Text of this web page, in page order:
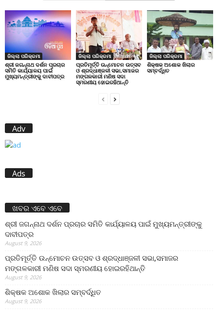
ଜିଲ୍ଲା ପରିକ୍ରମା
ଶ୍ରୀ ଜଗନ୍ନାଥ ଦର୍ଶନ ପ୍ରଚାର
ସମିତି କାର୍ଯ୍ୟାଳୟ ପାଇଁ
ମୁଖ୍ୟମନ୍ତ୍ରୀଙ୍କୁ ଦାବୀପତ୍ର
ଜିଲ୍ଲା ପରିକ୍ରମା
ପ୍ରତିମୂର୍ତ୍ତି ଉନ୍ମୋଚନ ଉତ୍ସବ
ଓ ଶ୍ରଦ୍ଧାଞ୍ଜଳୀ ସଭା,ସମାଜର
ମଙ୍ଗଳକାରୀ ମଣିଷ ସଦା
ସ୍ମରଣୀୟ ହୋଇରହିଥାନ୍ତି
ଜିଲ୍ଲା ପରିକ୍ରମା
ଶିକ୍ଷକ ଅଶୋକ ଖିଲାର
ସମ୍ବର୍ଦ୍ଧିତ
Adv
Ads
ଖବର ଏବେ ଏବେ
ଶ୍ରୀ ଜଗନ୍ନାଥ ଦର୍ଶନ ପ୍ରଚାର ସମିତି କାର୍ଯ୍ୟାଳୟ ପାଇଁ ମୁଖ୍ୟମନ୍ତ୍ରୀଙ୍କୁ
ଦାବୀପତ୍ର
August 9, 2026
ପ୍ରତିମୂର୍ତ୍ତି ଉନ୍ମୋଚନ ଉତ୍ସବ ଓ ଶ୍ରଦ୍ଧାଞ୍ଜଳୀ ସଭା,ସମାଜର
ମଙ୍ଗଳକାରୀ ମଣିଷ ସଦା ସ୍ମରଣୀୟ ହୋଇରହିଥାନ୍ତି
August 9, 2026
ଶିକ୍ଷକ ଅଶୋକ ଖିଲାର ସମ୍ବର୍ଦ୍ଧିତ
August 9, 2026